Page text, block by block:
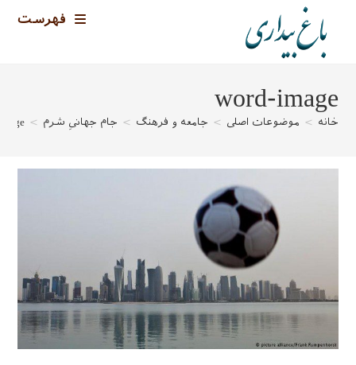
فهرست
word-image
خانه > موضوعات اصلی > جامعه و فرهنگ > جام جهانیِ شرم >